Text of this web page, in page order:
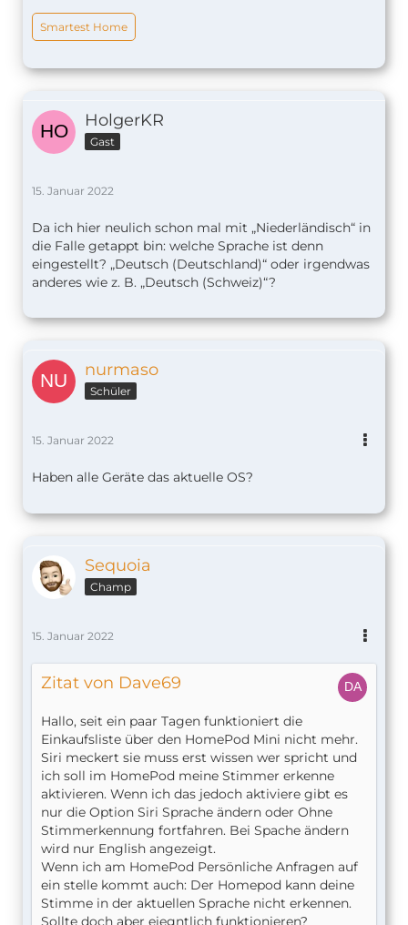
Smartest Home
HolgerKR
Gast
15. Januar 2022
Da ich hier neulich schon mal mit „Niederländisch“ in
die Falle getappt bin: welche Sprache ist denn
eingestellt? „Deutsch (Deutschland)“ oder irgendwas
anderes wie z. B. „Deutsch (Schweiz)“?
nurmaso
Schüler
15. Januar 2022
Haben alle Geräte das aktuelle OS?
Sequoia
Champ
15. Januar 2022
Zitat von Dave69
Hallo, seit ein paar Tagen funktioniert die
Einkaufsliste über den HomePod Mini nicht mehr.
Siri meckert sie muss erst wissen wer spricht und
ich soll im HomePod meine Stimmer erkenne
aktivieren. Wenn ich das jedoch aktiviere gibt es
nur die Option Siri Sprache ändern oder Ohne
Stimmerkennung fortfahren. Bei Spache ändern
wird nur English angezeigt.
Wenn ich am HomePod Persönliche Anfragen auf
ein stelle kommt auch: Der Homepod kann deine
Stimme in der aktuellen Sprache nicht erkennen.
Sollte doch aber eiegntlich funktionieren?